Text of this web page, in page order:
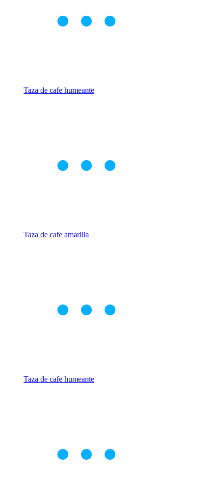
Taza de cafe humeante
Taza de cafe amarilla
Taza de cafe humeante